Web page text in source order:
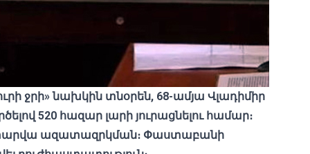
ջրի» նախկին տնօրեն, 68-ամյա Վլադիմիր
520 հազար լարի յուրացնելու համար։
տարվա ազատազրկման։ Փաստաբանի